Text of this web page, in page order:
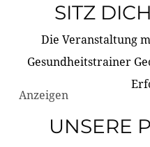
SITZ
Die Veranstaltung
Gesundheitstrainer
Anzeigen
UNSERE